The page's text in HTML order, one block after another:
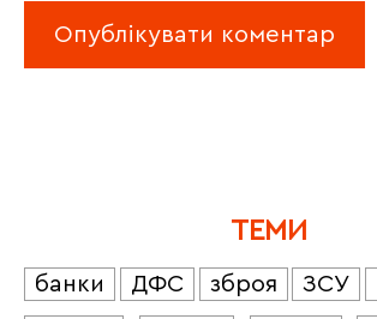
ТЕМИ
банки ДФС зброя ЗСУ